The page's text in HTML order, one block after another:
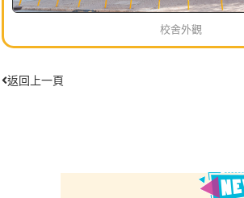
校舍外觀
返回上一頁